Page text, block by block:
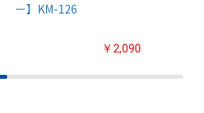
ー】KM-126
￥2,090